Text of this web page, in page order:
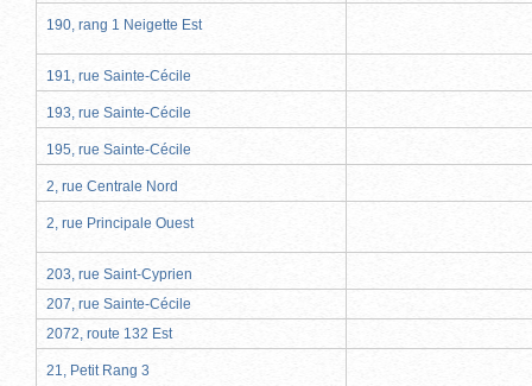
190, rang 1 Neigette Est
191, rue Sainte-Cécile
193, rue Sainte-Cécile
195, rue Sainte-Cécile
2, rue Centrale Nord
2, rue Principale Ouest
203, rue Saint-Cyprien
207, rue Sainte-Cécile
2072, route 132 Est
21, Petit Rang 3